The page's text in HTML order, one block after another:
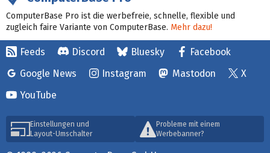
ComputerBase Pro ist die werbefreie, schnelle, flexible und
zugleich faire Variante von ComputerBase. Mehr dazu!
Feeds Discord Bluesky
Facebook
Google News
Instagram Mastodon
X
YouTube
Einstellungen und
Layout-Umschalter
Probleme mit einem
Werbebanner?